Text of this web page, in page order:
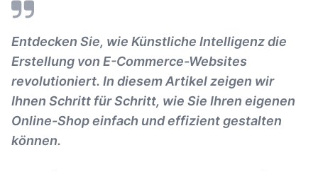
Entdecken Sie, wie Künstliche Intelligenz die
Erstellung von E-Commerce-Websites
revolutioniert. In diesem Artikel zeigen wir
Ihnen Schritt für Schritt, wie Sie Ihren eigenen
Online-Shop einfach und effizient gestalten
können.